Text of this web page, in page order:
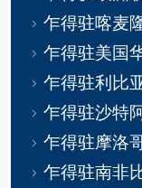
乍得驻喀麦
乍得驻美国
乍得驻利比
乍得驻沙特
乍得驻摩洛
乍得驻南非